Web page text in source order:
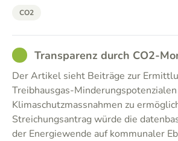
CO2
GOODTransparenz durch CO2-
Der Artikel sieht Beiträge zur
Treibhausgas-
Klimaschutzmassnahmen zu
Streichungsantrag würde die
der Energiewende auf kommunaler